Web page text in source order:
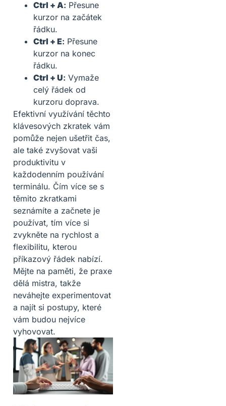
Ctrl + A: Přesune
kurzor na začátek
řádku.
Ctrl + E: Přesune
kurzor na konec
řádku.
Ctrl + U: Vymaže
celý řádek od
kurzoru doprava.
Efektivní využívání těchto
klávesových zkratek vám
pomůže nejen ušetřit čas,
ale také zvyšovat vaši
produktivitu v
každodenním používání
terminálu. Čím více se s
těmito zkratkami
seznámíte a začnete je
používat, tím více si
zvykněte na rychlost a
flexibilitu, kterou
příkazový řádek nabízí.
Mějte na paměti, že praxe
dělá mistra, takže
neváhejte experimentovat
a najít si postupy, které
vám budou nejvíce
vyhovovat.